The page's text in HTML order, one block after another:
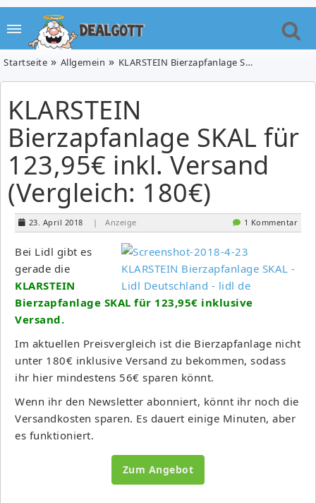
Startseite Allgemein KLARSTEIN Bierzapfanlage SKAL für 123,95€ inkl. Versand (Vergleich: 180€)
KLARSTEIN
Bierzapfanlage SKAL für
123,95€ inkl. Versand
(Vergleich: 180€)
23. April 2018 | Anzeige 1 Kommentar
Bei Lidl gibt es
gerade die
KLARSTEIN
Bierzapfanlage SKAL für 123,95€ inklusive
Versand.
Im aktuellen Preisvergleich ist die Bierzapfanlage nicht
unter 180€ inklusive Versand zu bekommen, sodass
ihr hier mindestens 56€ sparen könnt.
Wenn ihr den Newsletter abonniert, könnt ihr noch die
Versandkosten sparen. Es dauert einige Minuten, aber
es funktioniert.
Zum Angebot